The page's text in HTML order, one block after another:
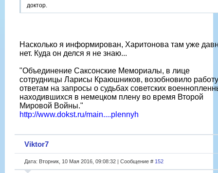
доктор.
Насколько я информирован, Харитонова там уже
нет. Куда он делся я не знаю...
"Объединение Саксонские Мемориалы, в лице
сотрудницы Ларисы Краюшников, возобновило
ответам на запросы о судьбах советских
находившихся в немецком плену во время Второй
Мировой Войны."
http://www.dokst.ru/main....plennyh
Viktor7
Дата: Вторник, 10 Мая 2016, 09:08:32 | Сообщение # 152